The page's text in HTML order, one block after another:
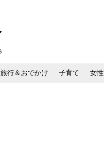
旅行＆おでかけ 子育て 女